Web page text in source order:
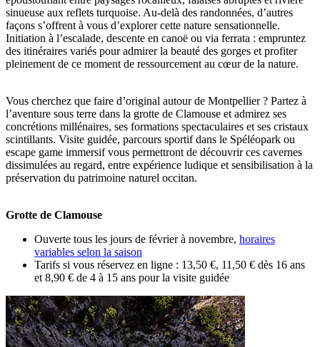
sinueuse aux reflets turquoise. Au-delà des randonnées, d’autres
façons s’offrent à vous d’explorer cette nature sensationnelle.
Initiation à l’escalade, descente en canoë ou via ferrata : empruntez
des itinéraires variés pour admirer la beauté des gorges et profiter
pleinement de ce moment de ressourcement au cœur de la nature.
Vous cherchez que faire d’original autour de Montpellier ? Partez à
l’aventure sous terre dans la grotte de Clamouse et admirez ses
concrétions millénaires, ses formations spectaculaires et ses cristaux
scintillants. Visite guidée, parcours sportif dans le Spéléopark ou
escape game immersif vous permettront de découvrir ces cavernes
dissimulées au regard, entre expérience ludique et sensibilisation à la
préservation du patrimoine naturel occitan.
Grotte de Clamouse
Ouverte tous les jours de février à novembre, horaires
variables selon la saison
Tarifs si vous réservez en ligne : 13,50 €, 11,50 € dès 16 ans
et 8,90 € de 4 à 15 ans pour la visite guidée